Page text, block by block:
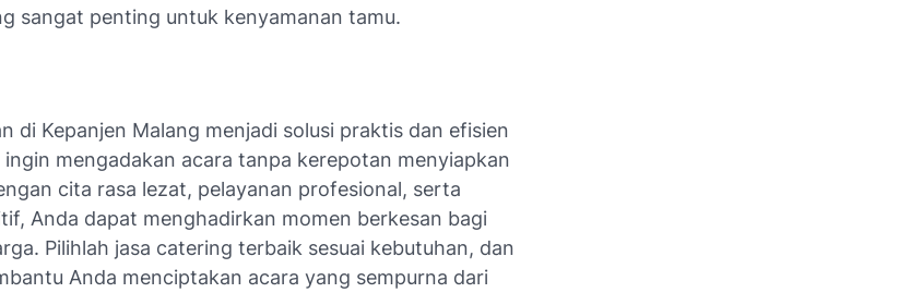
sangat penting untuk kenyamanan tamu.
di Kepanjen Malang menjadi solusi praktis dan efisien
mengadakan acara tanpa kerepotan menyiapkan
cita rasa lezat, pelayanan profesional, serta
Anda dapat menghadirkan momen berkesan bagi
Pilihlah jasa catering terbaik sesuai kebutuhan, dan
Anda menciptakan acara yang sempurna dari